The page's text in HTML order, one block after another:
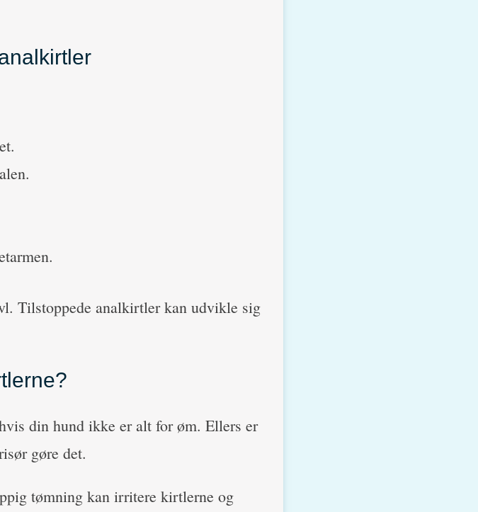
Tilstoppede analkirtler kan udvikle sig
din hund ikke er alt for øm. Ellers er
gøre det.
tømning kan irritere kirtlerne og